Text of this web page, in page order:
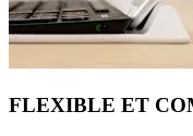
FLEXIBLE ET